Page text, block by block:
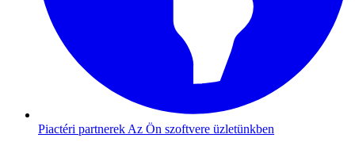
Piactéri partnerek Az Ön szoftvere üzletünkben